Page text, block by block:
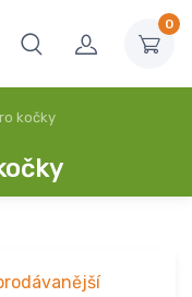
0
kočky